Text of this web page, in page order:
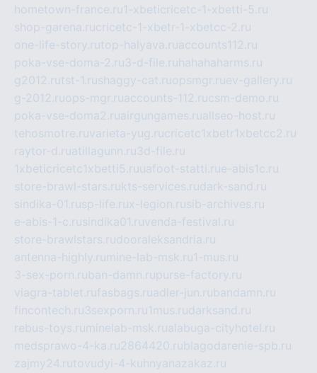
hometown-france.ru1-xbeticricetc-1-xbetti-5.ru
shop-garena.rucricetc-1-xbetr-1-xbetcc-2.ru
one-life-story.rutop-halyava.ruaccounts112.ru
poka-vse-doma-2.ru3-d-file.ru hahahaharms.ru
g2012.rutst-1.rushaggy-cat.ruopsmgr.ruev-gallery.ru
g-2012.ruops-mgr.ruaccounts-112.rucsm-demo.ru
poka-vse-doma2.ruairgungames.ruallseo-host.ru
tehosmotre.ruvarieta-yug.rucricetc1xbetr1xbetcc2.ru
raytor-d.ruatillagunn.ru3d-file.ru
1xbeticricetc1xbetti5.ruuafoot-statti.rue-abis1c.ru
store-brawl-stars.rukts-services.rudark-sand.ru
sindika-01.rusp-life.rux-legion.rusib-archives.ru
e-abis-1-c.rusindika01.ruvenda-festival.ru
store-brawlstars.rudooraleksandria.ru
antenna-highly.ru mine-lab-msk.ru1-mus.ru
3-sex-porn.ruban-damn.rupurse-factory.ru
viagra-tablet.rufasbags.ruadler-jun.rubandamn.ru
fincontech.ru3sexporn.ru1mus.rudarksand.ru
rebus-toys.ru minelab-msk.rualabuga-cityhotel.ru
medsprawo-4-ka.ru2864420.rublagodarenie-spb.ru
zajmy24.rutovudyi-4-kuhnyanazakaz.ru